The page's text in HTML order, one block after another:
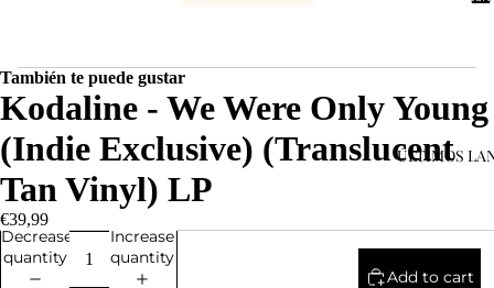
ÚLTIMOS
0
También te puede gustar
Kodaline - We Were Only Young
(Indie Exclusive) (Translucent
Tan Vinyl) LP
€39,99
Decrease
quantity
Increase
quantity
Add to cart